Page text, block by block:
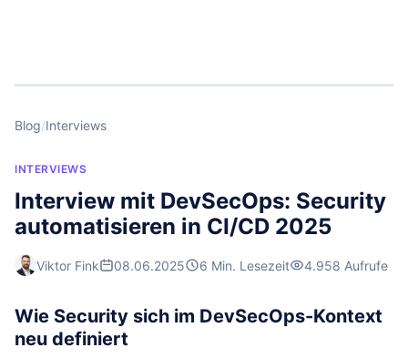
Blog/Interviews
INTERVIEWS
Interview mit DevSecOps: Security
automatisieren in CI/CD 2025
Viktor Fink 08.06.2025 6 Min. Lesezeit 4.958 Aufrufe
Wie Security sich im DevSecOps-Kontext
neu definiert